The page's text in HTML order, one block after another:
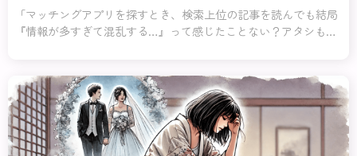
「マッチングアプリを探すとき、検索上位の記事を読んでも結局
『情報が多すぎて混乱する…』って感じたことない？アタシもそ